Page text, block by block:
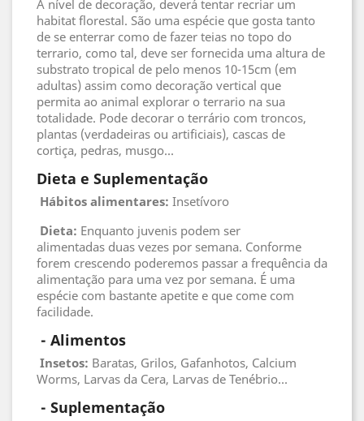
A nível de decoração, deverá tentar recriar um
habitat florestal. São uma espécie que gosta tanto
de se enterrar como de fazer teias no topo do
terrario, como tal, deve ser fornecida uma altura de
substrato tropical de pelo menos 10-15cm (em
adultas) assim como decoração vertical que
permita ao animal explorar o terrario na sua
totalidade. Pode decorar o terrário com troncos,
plantas (verdadeiras ou artificiais), cascas de
cortiça, pedras, musgo...
Dieta e Suplementação
Hábitos alimentares: Insetívoro
Dieta: Enquanto juvenis podem ser
alimentadas duas vezes por semana. Conforme
forem crescendo poderemos passar a frequência da
alimentação para uma vez por semana. É uma
espécie com bastante apetite e que come com
facilidade.
- Alimentos
Insetos: Baratas, Grilos, Gafanhotos, Calcium
Worms, Larvas da Cera, Larvas de Tenébrio...
- Suplementação